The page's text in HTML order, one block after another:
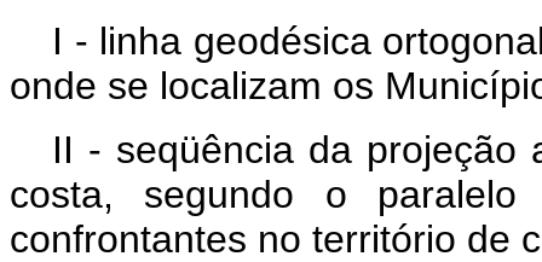
I - linha geodésica
onde se localizam os
II - seqüência da projeção
costa, segundo o
confrontantes no território de